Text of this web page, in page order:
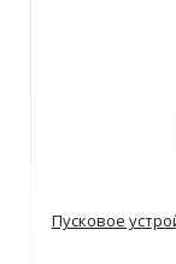
Пусковое